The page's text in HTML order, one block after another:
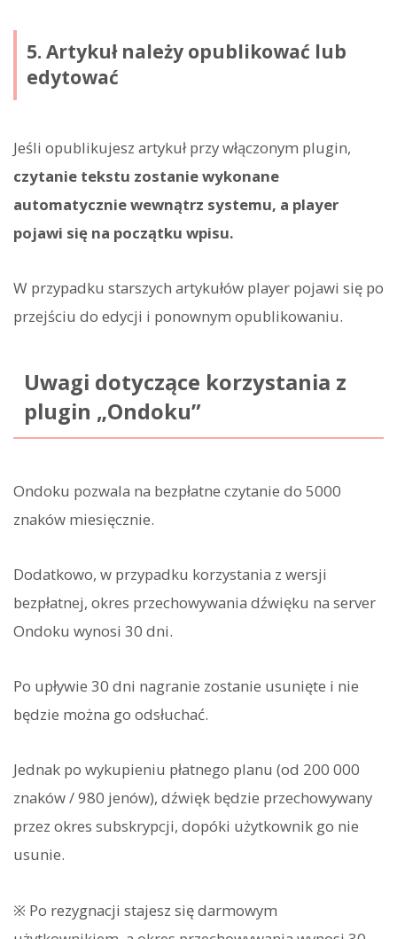
5. Artykuł należy opublikować lub
edytować
Jeśli opublikujesz artykuł przy włączonym plugin,
czytanie tekstu zostanie wykonane
automatycznie wewnątrz systemu, a player
pojawi się na początku wpisu.
W przypadku starszych artykułów player pojawi się po
przejściu do edycji i ponownym opublikowaniu.
Uwagi dotyczące korzystania z
plugin „Ondoku”
Ondoku pozwala na bezpłatne czytanie do 5000
znaków miesięcznie.
Dodatkowo, w przypadku korzystania z wersji
bezpłatnej, okres przechowywania dźwięku na server
Ondoku wynosi 30 dni.
Po upływie 30 dni nagranie zostanie usunięte i nie
będzie można go odsłuchać.
Jednak po wykupieniu płatnego planu (od 200 000
znaków / 980 jenów), dźwięk będzie przechowywany
przez okres subskrypcji, dopóki użytkownik go nie
usunie.
※ Po rezygnacji stajesz się darmowym